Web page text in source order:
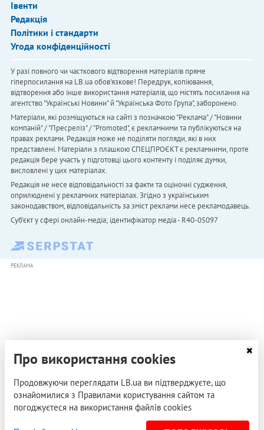
Івенти
Редакція
Політики і стандарти
Угода конфіденційності
У разі повного чи часткового відтворення матеріалів пряме
гіперпосилання на LB.ua обов'язкове! Передрук, копіювання,
відтворення або інше використання матеріалів, що містять посилання на
агентство "Українськi Новини" й "Українська Фото Група", заборонено.
Матеріали, які розміщуються на сайті з позначкою "Реклама" / "Новини
компаній" / "Пресреліз" / "Promoted", є рекламними та публікуються на
правах реклами. Редакція може не поділяти погляди, які в них
представлені. Матеріали з плашкою СПЕЦПРОЄКТ є рекламними, проте
редакція бере участь у підготовці цього контенту і поділяє думки,
висловлені у цих матеріалах.
Редакція не несе відповідальності за факти та оціночні судження,
оприлюднені у рекламних матеріалах. Згідно з українським
законодавством, відповідальність за зміст реклами несе рекламодавець.
Cуб'єкт у сфері онлайн-медіа; ідентифікатор медіа - R40-05097
РЕКЛАМА
Про використання cookies
Продовжуючи переглядати LB.ua ви підтверджуєте, що
ознайомилися з Правилами користування сайтом та
погоджуєтеся на використання файлів cookies